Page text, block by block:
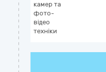
камер та
фото-
відео
техніки